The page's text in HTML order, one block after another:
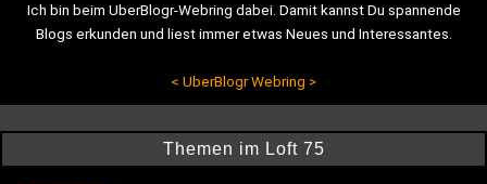
Ich bin beim UberBlogr-Webring dabei. Damit kannst Du spannende
Blogs erkunden und liest immer etwas Neues und Interessantes.
< UberBlogr Webring >
Themen im Loft 75